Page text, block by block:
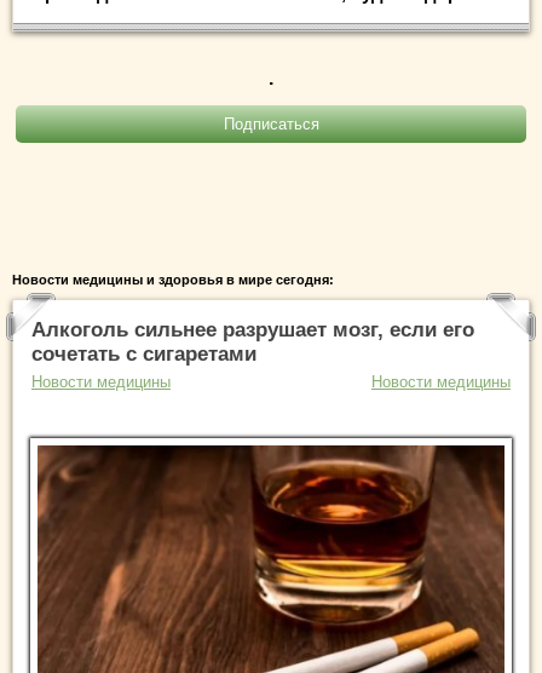
.
Новости медицины и здоровья в мире сегодня:
Алкоголь сильнее разрушает мозг, если его
сочетать с сигаретами
Новости медицины Новости медицины